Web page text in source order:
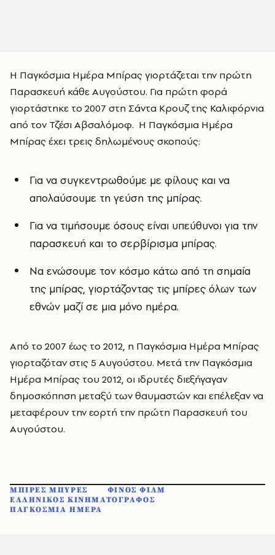
Η Παγκόσμια Ημέρα Μπίρας γιορτάζεται την πρώτη
Παρασκευή κάθε Αυγούστου. Για πρώτη φορά
γιορτάστηκε το 2007 στη Σάντα Κρουζ της Καλιφόρνια
από τον Τζέσι Αβσαλόμοφ. Η Παγκόσμια Ημέρα
Μπίρας έχει τρεις δηλωμένους σκοπούς:
Για να συγκεντρωθούμε με φίλους και να
απολαύσουμε τη γεύση της μπίρας.
Για να τιμήσουμε όσους είναι υπεύθυνοι για την
παρασκευή και το σερβίρισμα μπίρας.
Να ενώσουμε τον κόσμο κάτω από τη σημαία
της μπίρας, γιορτάζοντας τις μπίρες όλων των
εθνών μαζί σε μια μόνο ημέρα.
Από το 2007 έως το 2012, η Παγκόσμια Ημέρα Μπίρας
γιορταζόταν στις 5 Αυγούστου. Μετά την Παγκόσμια
Ημέρα Μπίρας του 2012, οι ιδρυτές διεξήγαγαν
δημοσκόπηση μεταξύ των θαυμαστών και επέλεξαν να
μεταφέρουν την εορτή την πρώτη Παρασκευή του
Αυγούστου.
ΜΠΙΡΕΣ ΜΠΥΡΕΣ
ΦΙΝΟΣ ΦΙΛΜ
ΕΛΛΗΝΙΚΟΣ ΚΙΝΗΜΑΤΟΓΡΑΦΟΣ
ΠΑΓΚΟΣΜΙΑ ΗΜΕΡΑ